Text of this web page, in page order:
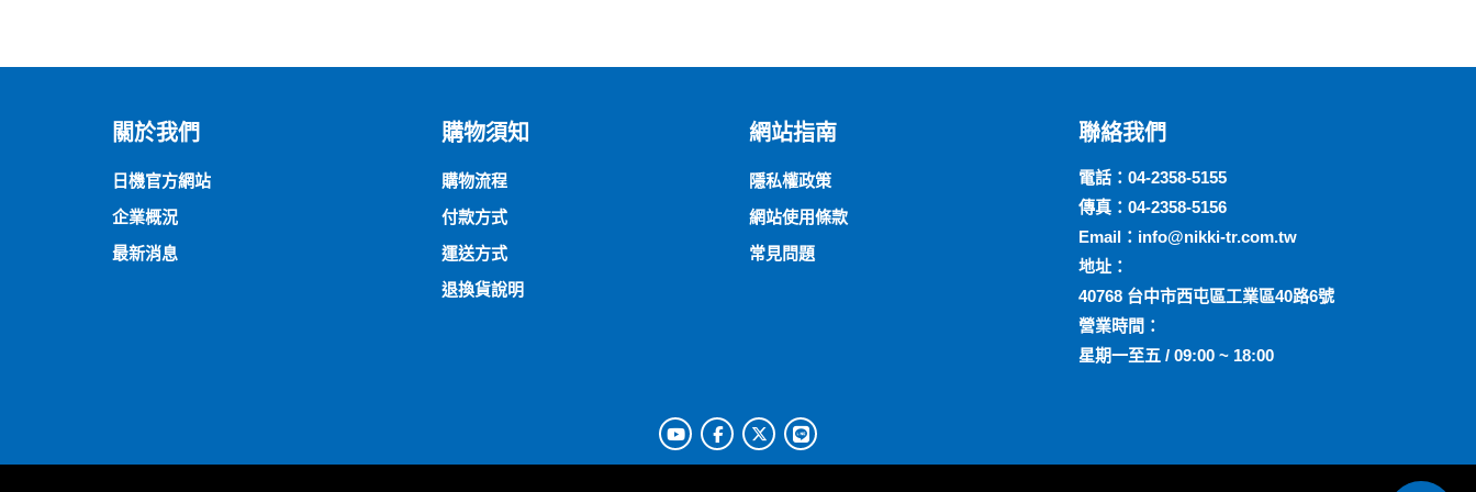
關於我們
日機官方網站
企業概況
最新消息
購物須知
購物流程
付款方式
運送方式
退換貨說明
網站指南
隱私權政策
網站使用條款
常見問題
聯絡我們
電話： 04-2358-5155
傳真：04-2358-5156
Email： info@nikki-tr.com.tw
地址：
40768 台中市西屯區工業區40路6號
營業時間：
星期一至五 / 09:00 ~ 18:00